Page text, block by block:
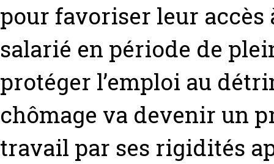
pour favoriser leur accès
salarié en période de
protéger l’emploi au
chômage va devenir un
travail par ses rigidités